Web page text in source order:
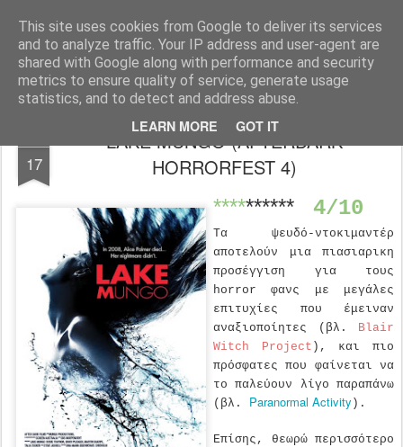
This site uses cookies from Google to deliver its services
and to analyze traffic. Your IP address and user-agent are
shared with Google along with performance and security
metrics to ensure quality of service, generate usage
statistics, and to detect and address abuse.
LEARN MORE GOT IT
FilmBoy
17
LAKE MUNGO (AFTERDARK
HORRORFEST 4)
********** 4/10
Τα ψευδό-ντοκιμαντέρ
αποτελούν μια πιασιαρικη
προσέγγιση για τους
horror φανς με μεγάλες
επιτυχίες που έμειναν
αναξιοποίητες (βλ. Blair
Witch Project ), και πιο
πρόσφατες που φαίνεται να
το παλεύουν λίγο παραπάνω
(βλ. Paranormal Activity ).
Επίσης, θεωρώ περισσότερο